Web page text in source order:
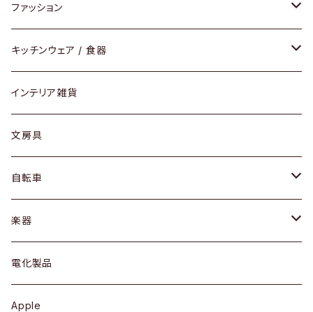
チェア / スツール
ダイニングセット / ダイニングテーブル
ローテーブル / サイドテーブル
デスク / コンソール
ドレッサー
シェルフ
キュリオケース / 飾り棚
カップボード / 食器棚
ペンダントライト
テーブルランプ / デスクスタンド
フロアライト
ファッション
アクセサリー
リング
ピアス / イヤリング
財布
バッグ
アウター
トップス
ワンピース
ボトムス
キッチンウェア / 食器
グラス / タンブラー
カップ / マグ
プレート / ボウル
カトラリー
ケトル / ティーポット
鍋 / フライパン
インテリア雑貨
文房具
自転車
dahon
楽器
ギター
ベース
電化製品
Apple